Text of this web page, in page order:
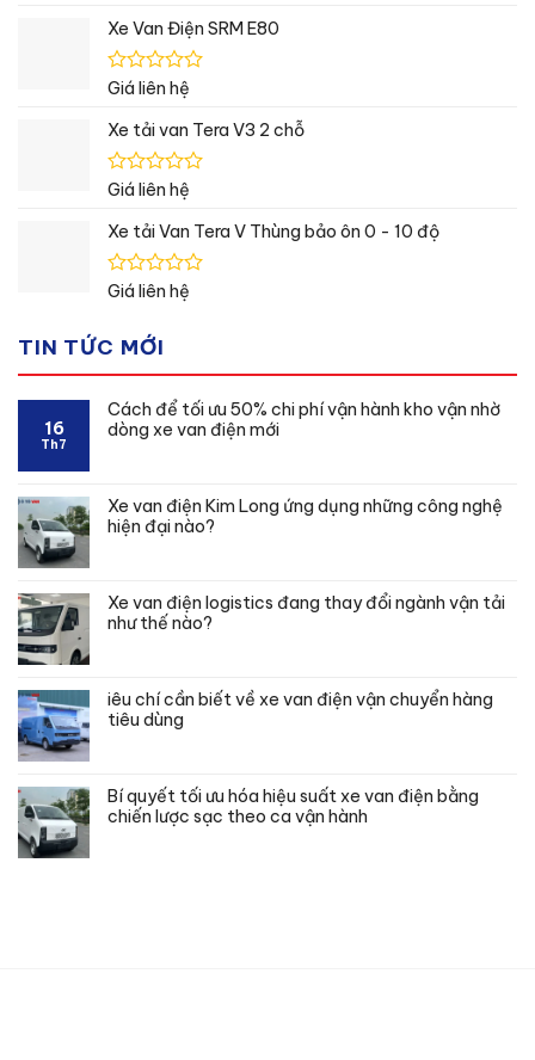
hạng
5
sao
Xe Van Điện SRM E80
Được
hạng
5
sao
Giá liên hệ
Xe tải van Tera V3 2 chỗ
Được
hạng
5
sao
Giá liên hệ
Xe tải Van Tera V Thùng bảo ôn 0 - 10 độ
Được
0
Giá liên hệ
TIN TỨC MỚI
16
Th7
Cách để tối ưu 50% chi phí vận hành kho vận nhờ
dòng xe van điện mới
Xe van điện Kim Long ứng dụng những công nghệ
hiện đại nào?
Xe van điện logistics đang thay đổi ngành vận tải
như thế nào?
iêu chí cần biết về xe van điện vận chuyển hàng
tiêu dùng
Bí quyết tối ưu hóa hiệu suất xe van điện bằng
chiến lược sạc theo ca vận hành